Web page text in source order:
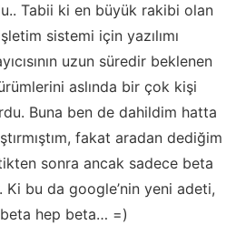
Tabii ki en büyük rakibi olan
sistemi için yazılımı
uzun süredir beklenen
aslında bir çok kişi
Buna ben de dahildim hatta
fakat aradan dediğim
sonra ancak sadece beta
Ki bu da google’nin yeni adeti,
hep beta… =)